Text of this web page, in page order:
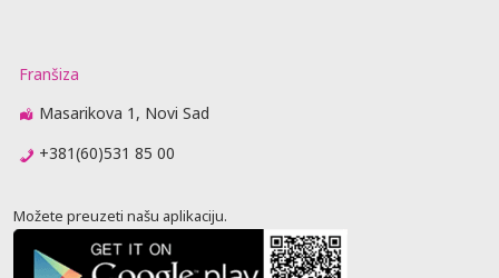
Franšiza
Masarikova 1, Novi Sad
+381(60)531 85 00
Možete preuzeti našu aplikaciju.